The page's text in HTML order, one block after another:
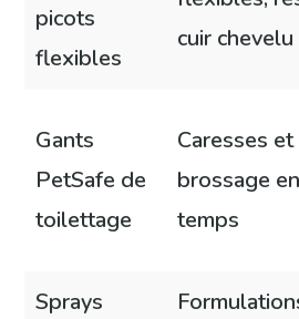
picots
flexibles
cuir chevelu
Gants
PetSafe de
toilettage
Caresses et
brossage
temps
Sprays